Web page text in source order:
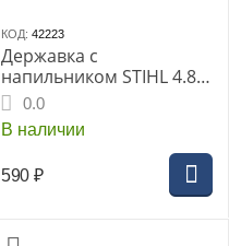
КОД: 42223
Державка с
напильником STIHL 4.8
мм (.325")
0.0
В наличии
590 ₽